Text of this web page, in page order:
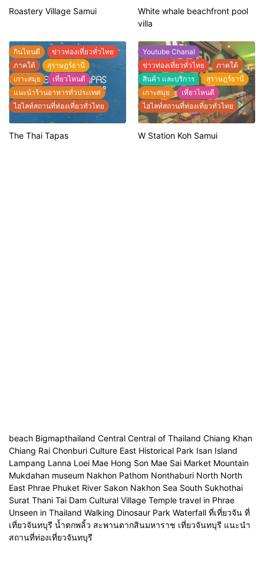
Roastery Village Samui
แนะนำที่พักทั่วประเทศไทย
แนะนำร้านอาหารทั่วประเทศ
White whale beachfront pool
villa
กินไหนดี
ข่าวท่องเที่ยวทั่วไทย
ภาคใต้
สุราษฎร์ธานี
เกาะสมุย
เที่ยวไหนดี
แนะนำร้านอาหารทั่วประเทศ
ไฮไลท์สถานที่ท่องเที่ยวทั่วไทย
The Thai Tapas
Youtube Chanal
ข่าวท่องเที่ยวทั่วไทย
ภาคใต้
สินค้า และบริการ
สุราษฎร์ธานี
เกาะสมุย
เที่ยวไหนดี
ไฮไลท์สถานที่ท่องเที่ยวทั่วไทย
W Station Koh Samui
beach Bigmapthailand Central Central of Thailand Chiang Khan
Chiang Rai Chonburi Culture East Historical Park Isan Island
Lampang Lanna Loei Mae Hong Son Mae Sai Market Mountain
Mukdahan museum Nakhon Pathom Nonthaburi North North
East Phrae Phuket River Sakon Nakhon Sea South Sukhothai
Surat Thani Tai Dam Cultural Village Temple travel in Phrae
Unseen in Thailand Walking Dinosaur Park Waterfall ที่เที่ยวจัน ที่
เที่ยวจันทบุรี น้ำตกพลิ้ว สะพานตากสินมหาราช เที่ยวจันทบุรี แนะนำ
สถานที่ท่องเที่ยวจันทบุรี